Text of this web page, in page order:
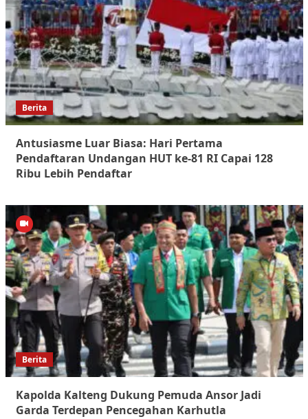
Berita
Antusiasme Luar Biasa: Hari Pertama
Pendaftaran Undangan HUT ke-81 RI Capai 128
Ribu Lebih Pendaftar
Berita
Kapolda Kalteng Dukung Pemuda Ansor Jadi
Garda Terdepan Pencegahan Karhutla